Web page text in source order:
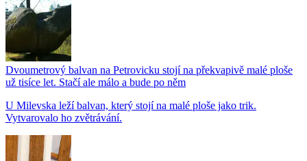
Dvoumetrový balvan na Petrovicku stojí na překvapivě malé ploše
už tisíce let. Stačí ale málo a bude po něm
U Milevska leží balvan, který stojí na malé ploše jako trik.
Vytvarovalo ho zvětrávání.